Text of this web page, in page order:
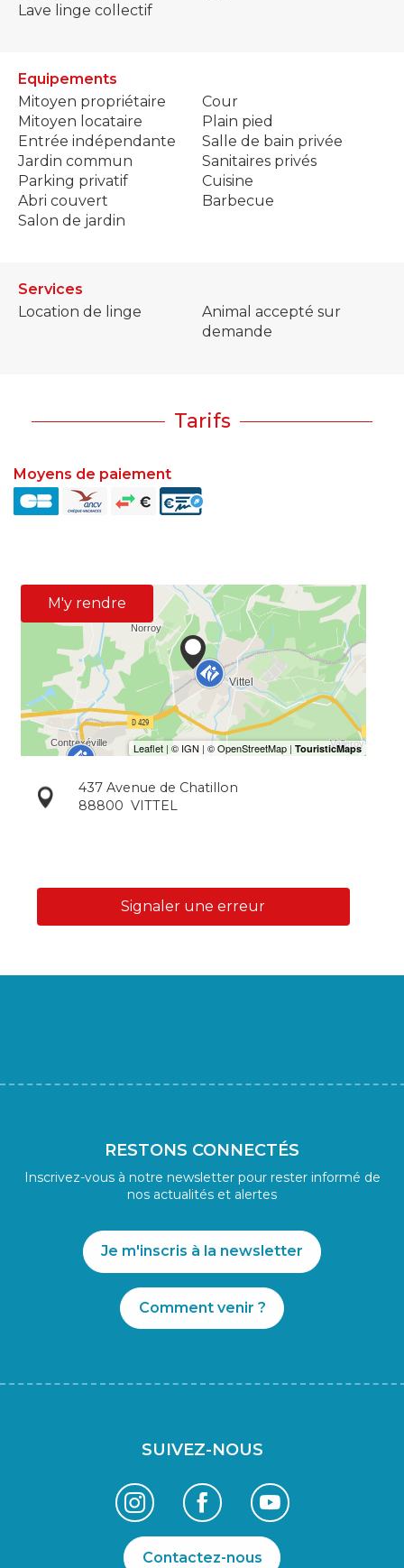
Lave linge collectif
Equipements
Mitoyen propriétaire
Mitoyen locataire
Entrée indépendante
Jardin commun
Parking privatif
Abri couvert
Salon de jardin
Cour
Plain pied
Salle de bain privée
Sanitaires privés
Cuisine
Barbecue
Services
Location de linge
Animal accepté sur
demande
Tarifs
Moyens de paiement
M'y rendre
437 Avenue de Chatillon
88800 VITTEL
Signaler une erreur
RESTONS CONNECTÉS
Inscrivez-vous à notre newsletter pour rester informé de
nos actualités et alertes
Je m'inscris à la newsletter
Comment venir ?
SUIVEZ-NOUS
Contactez-nous